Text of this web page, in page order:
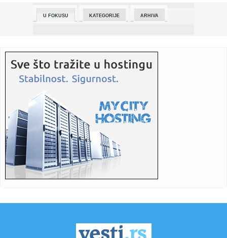
09:50:
Uznemirujući prizori u Zemunu! Osoba pala sa drugog
09:49:Mali Iđoš: Njegoš na korak do titule
09:47:Apatin: Književnica Violeta Jović gostuje u Apatinu i Sonti
09:47:Pojedine ulice u Rumenki i Stepanovićevu bez vode
09:47:"Lavina" večeras nastupa na prvom polufinalu Evrovizije -
ovo je...
U FOKUSU KATEGORIJE ARHIVA